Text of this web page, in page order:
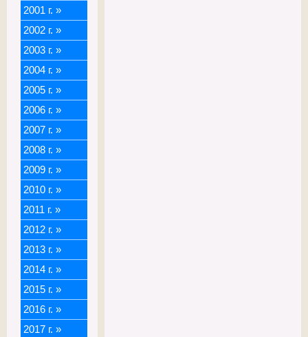
2001 г. »
2002 г. »
2003 г. »
2004 г. »
2005 г. »
2006 г. »
2007 г. »
2008 г. »
2009 г. »
2010 г. »
2011 г. »
2012 г. »
2013 г. »
2014 г. »
2015 г. »
2016 г. »
2017 г. »